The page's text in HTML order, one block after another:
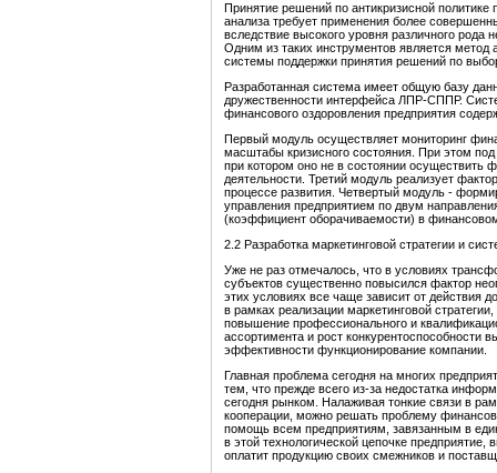
Принятие решений по антикризисной
анализа требует применения более
вследствие высокого уровня различного
Одним из таких инструментов является метод
системы поддержки принятия решений по
Разработанная система имеет общую базу
дружественности интерфейса ЛПР-СППР.
финансового оздоровления предприятия
Первый модуль осуществляет мониторинг
масштабы кризисного состояния. При этом
при котором оно не в состоянии осуществить
деятельности. Третий модуль реализует
процессе развития. Четвертый модуль -
управления предприятием по двум
(коэффициент оборачиваемости) в
2.2 Разработка маркетинговой стратегии и
Уже не раз отмечалось, что в условиях
субъектов существенно повысился фактор
этих условиях все чаще зависит от действия
в рамках реализации маркетинговой
повышение профессионального и
ассортимента и рост
эффективности функционирование компании.
Главная проблема сегодня на многих
тем, что прежде всего из-за недостатка
сегодня рынком. Налаживая тонкие связи в
кооперации, можно решать проблему
помощь всем предприятиям, завязанным в
в этой технологической цепочке
оплатит продукцию своих смежников и